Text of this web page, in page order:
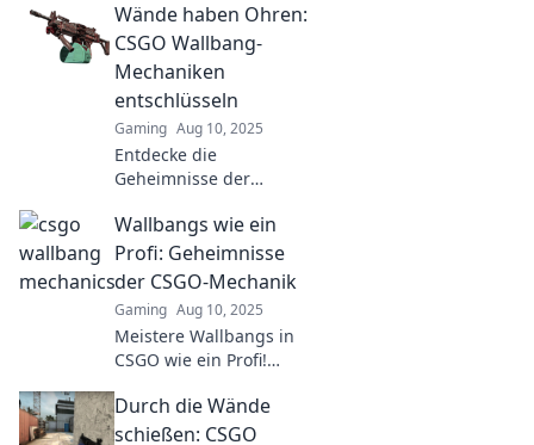
deine Spielweise mit
diesen überraschenden
Tricks und Strategien!
Wände haben Ohren:
CSGO Wallbang-
Mechaniken
entschlüsseln
Gaming Aug 10, 2025
Entdecke die
Geheimnisse der
in CSGO. Maximale
Trefferquote und
strategische Vorteile –
lerne, wie du Wände
zum Leuchten bringst!
Wallbangs wie ein
Profi: Geheimnisse
der CSGO-Mechanik
Gaming Aug 10, 2025
Meistere Wallbangs in
CSGO wie ein Profi!
Mechaniken und
steigere dein Gameplay
Durch die Wände
schießen: CSGO